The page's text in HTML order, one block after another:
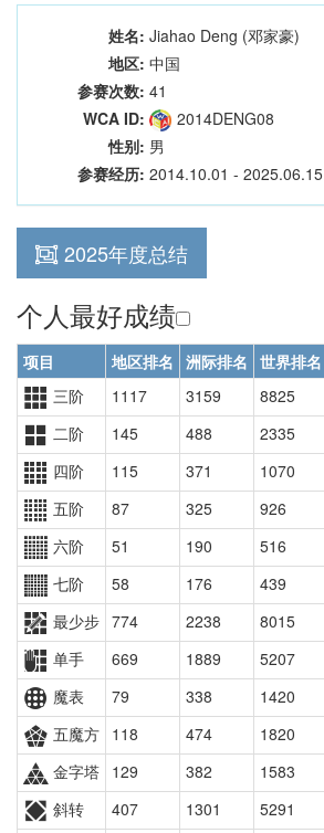
姓名: Jiahao Deng (邓家豪)
地区: 中国
参赛次数: 41
WCA ID:
2014DENG08
性别: 男
参赛经历: 2014.10.01 - 2025.06.15
2025年度总结
个人最好成绩
项目 地区排名 洲际排名 世界排名
三阶
1117 3159 8825
二阶
145 488 2335
四阶
115 371 1070
五阶
87 325 926
六阶
51 190 516
七阶
58 176 439
最少步 774 2238 8015
单手
669 1889 5207
魔表
79 338 1420
五魔方 118 474 1820
金字塔 129 382 1583
斜转
407 1301 5291